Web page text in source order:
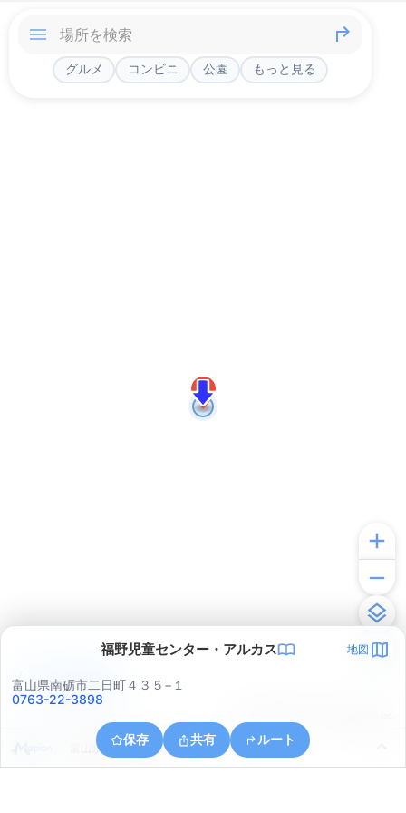
グルメ コンビニ 公園 もっと見る
福野児童センター・アルカス 地図
富山県南砺市二日町４３５−１
0763-22-3898
保存 共有 ルート
富山県南砺市二日町
アプリで見る